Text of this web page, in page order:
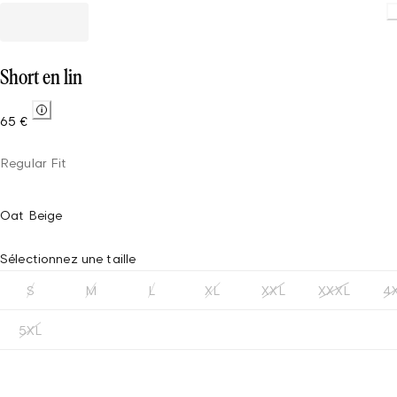
Short en lin
65 €
Regular Fit
Oat Beige
Sélectionnez une taille
S M L XL XXL XXXL
5XL